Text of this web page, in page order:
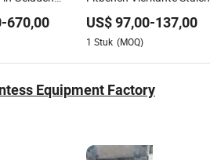
Gym
-670,00
Buizen Gymapparatuur
Draairek
US$97,00-137,00
1 Stuk (MOQ)
Equipment Factory